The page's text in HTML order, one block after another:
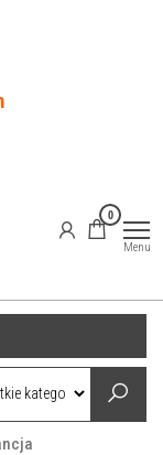
0
Menu